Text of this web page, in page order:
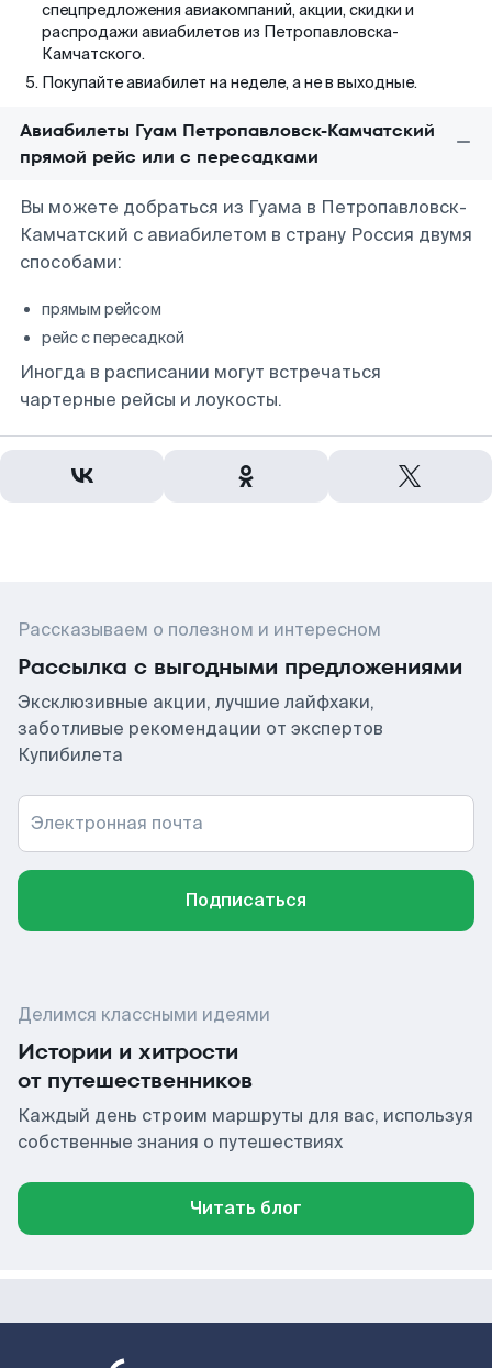
спецпредложения авиакомпаний, акции, скидки и
распродажи авиабилетов из Петропавловска-
Камчатского.
Покупайте авиабилет на неделе, а не в выходные.
Авиабилеты Гуам Петропавловск-Камчатский
прямой рейс или с пересадками
Вы можете добраться из Гуама в Петропавловск-
Камчатский с авиабилетом в страну Россия двумя
способами:
прямым рейсом
рейс с пересадкой
Иногда в расписании могут встречаться
чартерные рейсы и лоукосты.
Рассказываем о полезном и интересном
Рассылка с выгодными предложениями
Эксклюзивные акции, лучшие лайфхаки,
заботливые рекомендации от экспертов
Купибилета
Электронная почта
Подписаться
Делимся классными идеями
Истории и хитрости
от путешественников
Каждый день строим маршруты для вас, используя
собственные знания о путешествиях
Читать блог